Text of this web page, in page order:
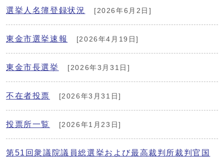
選挙人名簿登録状況 [2026年6月2日]
東金市選挙速報 [2026年4月19日]
東金市長選挙 [2026年3月31日]
不在者投票 [2026年3月31日]
投票所一覧 [2026年1月23日]
第51回衆議院議員総選挙および最高裁判所裁判官国